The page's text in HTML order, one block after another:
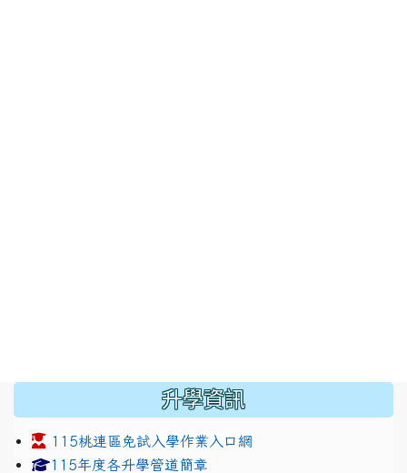
升學資訊
115桃連區免試入學作業入口網
link to https://www.jhjhs.tyc.edu.tw/modules/
115年度各升學管道簡章